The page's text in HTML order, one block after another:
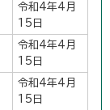
令和4年4月
15日
令和4年4月
15日
令和4年4月
15日